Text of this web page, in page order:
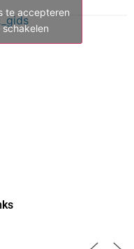
te accepteren